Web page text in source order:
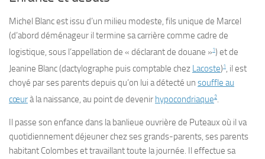
Michel Blanc est issu d’un milieu modeste, fils unique de Marcel
(d’abord déménageur il termine sa carrière comme cadre de
logistique, sous l’appellation de « déclarantde douane »1) et de
Jeanine Blanc (dactylographe puis comptable chez Lacoste)1, il est
choyé par ses parents depuis qu’on lui a détecté un souffle au
cœurà la naissance, au point de devenir hypocondriaque2.
Il passe son enfance dans la banlieue ouvrière de Puteaux où il va
quotidiennement déjeuner chez ses grands-parents, ses parents
habitant Colombes et travaillant toute la journée. Il effectue sa